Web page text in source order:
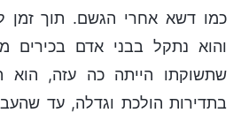
כמו דשא אחרי הגשם. תוך זמן
והוא נתקל בבני אדם בכירים
שתשוקתו הייתה כה עזה, הוא
בתדירות הולכת וגדלה, עד